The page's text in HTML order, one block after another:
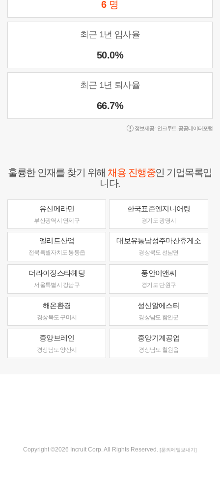
6 명
최근 1년 입사율
50.0%
최근 1년 퇴사율
66.7%
정보제공 : 인크루트 공공데이터포털
훌륭한 인재를 찾기 위해채용 진행중인 기업목록입
니다.
유신메라민
부산광역시 연제구
한국표준엔지니어링
경기도 광명시
엘리트산업
전북특별자치도 봉동읍
대보유통남성주마산휴게소
경상북도 선남면
더라이징스타헤딩
서울특별시 강남구
풍안이앤씨
경기도 단원구
해온환경
경상북도 구미시
성신알에스티
경상남도 함안군
중앙브레인
경상남도 양산시
중앙기계공업
경상남도 칠원읍
Copyright ©2026 Incruit Corp. All Rights Reserved. [문의메일보내기]